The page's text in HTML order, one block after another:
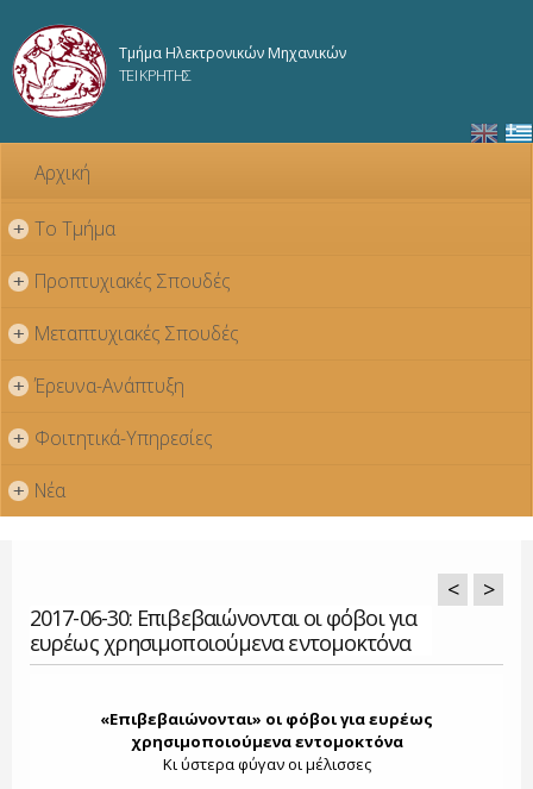
κυρίως
Τμήμα Ηλεκτρονικών Μηχανικών
ΤΕΙ ΚΡΗΤΗΣ
Αρχική
+ Το Τμήμα
+ Προπτυχιακές Σπουδές
+ Μεταπτυχιακές Σπουδές
+ Έρευνα-Ανάπτυξη
+ Φοιτητικά-Υπηρεσίες
+ Νέα
2017-06-30: Επιβεβαιώνονται οι φόβοι για
ευρέως χρησιμοποιούμενα εντομοκτόνα
< >
«Επιβεβαιώνονται» οι φόβοι για ευρέως
χρησιμοποιούμενα εντομοκτόνα
Κι ύστερα φύγαν οι μέλισσες